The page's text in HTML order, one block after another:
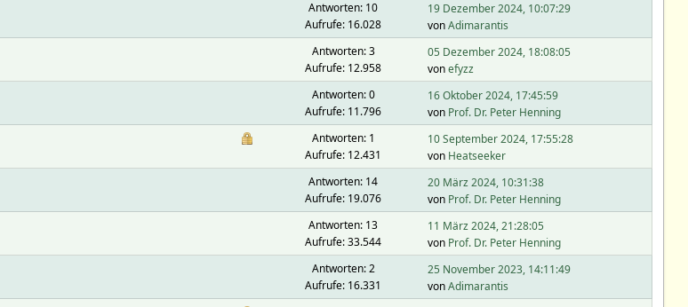
Antworten: 10
Aufrufe: 16.028
19 Dezember 2024, 10:07:29
vonAdimarantis
Antworten: 3
Aufrufe: 12.958
05 Dezember 2024, 18:08:05
vonefyzz
Antworten: 0
Aufrufe: 11.796
16 Oktober 2024, 17:45:59
von Prof. Dr. Peter Henning
Antworten: 1
Aufrufe: 12.431
10 September 2024, 17:55:28
von Heatseeker
Antworten: 14
Aufrufe: 19.076
20 März 2024, 10:31:38
von Prof. Dr. Peter Henning
Antworten: 13
Aufrufe: 33.544
11 März 2024, 21:28:05
von Prof. Dr. Peter Henning
Antworten: 2
Aufrufe: 16.331
25 November 2023, 14:11:49
vonAdimarantis